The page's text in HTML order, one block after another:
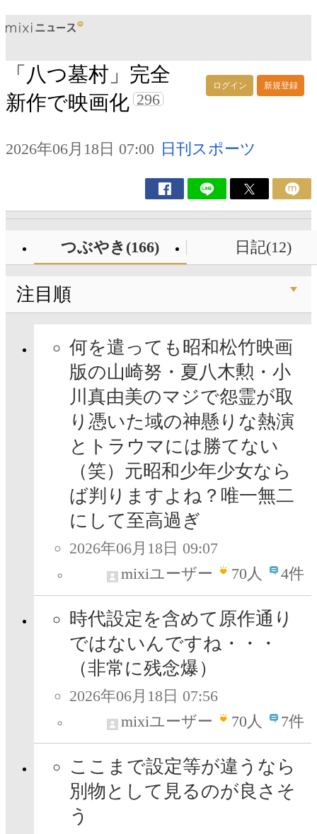
ログイン 新規登録
「八つ墓村」完全
新作で映画化 296
2026年06月18日 07:00 日刊スポーツ
つぶやき(166) 日記(12)
注目順
何を遣っても昭和松竹映画
版の山崎努・夏八木勲・小
川真由美のマジで怨霊が取
り憑いた域の神懸りな熱演
とトラウマには勝てない
（笑）元昭和少年少女なら
ば判りますよね？唯一無二
にして至高過ぎ
2026年06月18日 09:07
mixiユーザー
70人 4件
時代設定を含めて原作通り
ではないんですね・・・
（非常に残念爆）
2026年06月18日 07:56
mixiユーザー
70人 7件
ここまで設定等が違うなら
別物として見るのが良さそ
う